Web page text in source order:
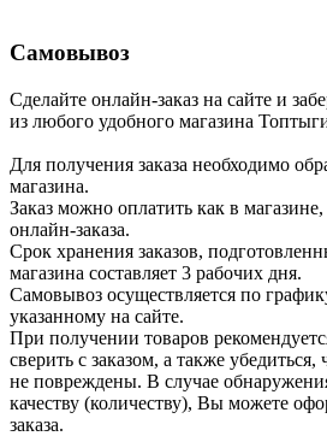
Самовывоз
Сделайте онлайн-заказ на сайте и
из любого удобного магазина
Для получения заказа необходимо
магазина.
Заказ можно оплатить как в
онлайн-заказа.
Срок хранения заказов,
магазина составляет 3 рабочих дня.
Самовывоз осуществляется по
указанному на сайте.
При получении товаров
сверить с заказом, а также
не повреждены. В случае
качеству (количеству), Вы можете
заказа.